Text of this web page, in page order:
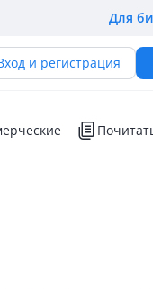
Для
и регистрация